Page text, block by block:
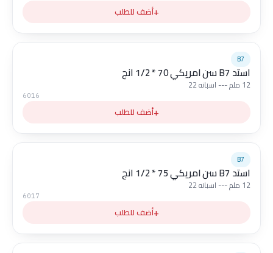
+أضف للطلب
B7
استد B7 سن امريكي 70 * 1/2 انج
12 ملم --- اسبانه 22
6016
+أضف للطلب
B7
استد B7 سن امريكي 75 * 1/2 انج
12 ملم --- اسبانه 22
6017
+أضف للطلب